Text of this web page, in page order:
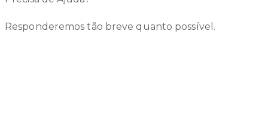
Responderemos tão breve quanto possível.